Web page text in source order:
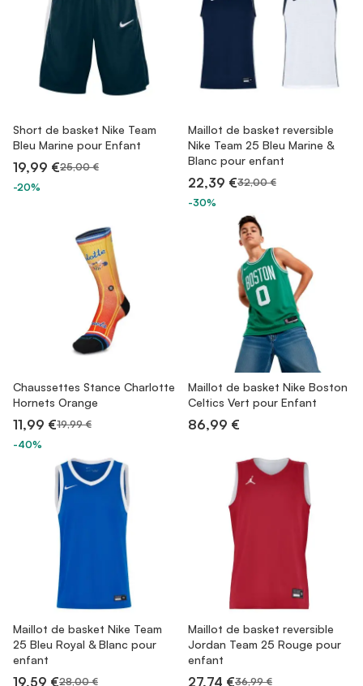
Short de basket Nike Team
Bleu Marine pour Enfant
19,99 €25,00 €
-20%
Maillot de basket reversible
Nike Team 25 Bleu Marine &
Blanc pour enfant
22,39 €32,00 €
-30%
Chaussettes Stance Charlotte
Hornets Orange
11,99 €19,99 €
-40%
Maillot de basket Nike Boston
Celtics Vert pour Enfant
86,99 €
Maillot de basket Nike Team
25 Bleu Royal & Blanc pour
enfant
19,59 €28,00 €
Maillot de basket reversible
Jordan Team 25 Rouge pour
enfant
27,74 €36,99 €